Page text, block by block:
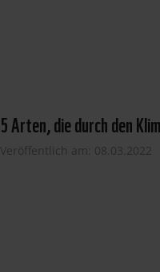
5 Arten, die durch den
Veröffentlich am: 08.03.2022